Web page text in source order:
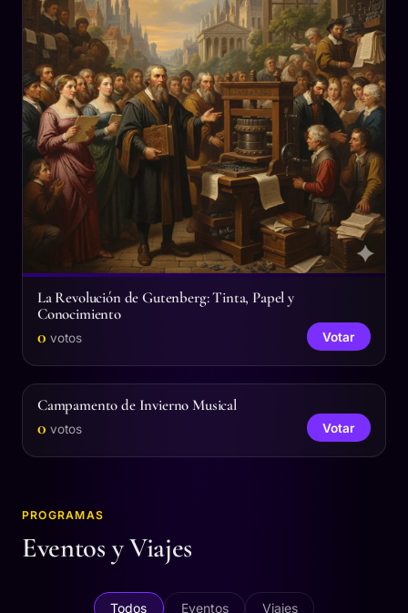
La Revolución de Gutenberg: Tinta, Papel y
Conocimiento
0 votos Votar
Campamento de Invierno Musical
0 votos Votar
PROGRAMAS
Eventos y Viajes
Todos Eventos Viajes